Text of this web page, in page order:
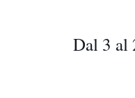
Dal 3 al